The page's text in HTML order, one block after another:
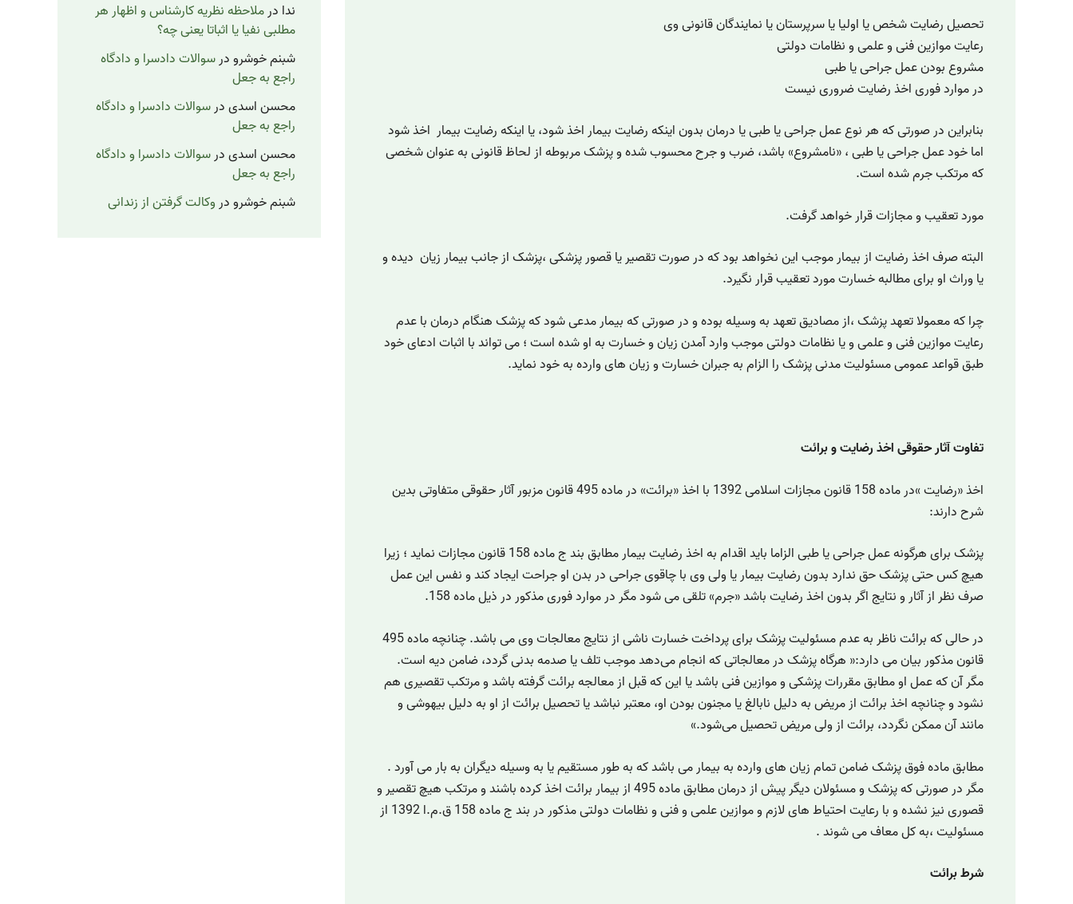
تحصیل رضایت شخص یا اولیا یا سرپرستان یا نمایندگان قانونی وی
رعایت موازین فنی و علمی و نظامات دولتی
مشروع بودن عمل جراحی یا طبی
در موارد فوری اخذ رضایت ضروری نیست
بنابراین در صورتی که هر نوع عمل جراحی یا طبی یا درمان بدون اینکه رضایت بیمار اخذ شود، یا اینکه رضایت بیمار اخذ شود
اما خود عمل جراحی یا طبی ، «نامشروع» باشد، ضرب و جرح محسوب شده و پزشک مربوطه از لحاظ قانونی به عنوان شخصی
که مرتکب جرم شده است.
مورد تعقیب و مجازات قرار خواهد گرفت.
البته صرف اخذ رضایت از بیمار موجب این نخواهد بود که در صورت تقصیر یا قصور پزشکی ،پزشک از جانب بیمار زیان دیده و
یا وراث او برای مطالبه خسارت مورد تعقیب قرار نگیرد.
چرا که معمولا تعهد پزشک ،از مصادیق تعهد به وسیله بوده و در صورتی که بیمار مدعی شود که پزشک هنگام درمان با عدم
رعایت موازین فنی و علمی و یا نظامات دولتی موجب وارد آمدن زیان و خسارت به او شده است ؛ می تواند با اثبات ادعای خود
طبق قواعد عمومی مسئولیت مدنی پزشک را الزام به جبران خسارت و زیان های وارده به خود نماید.
تفاوت آثار حقوقی اخذ رضایت و برائت
اخذ «رضایت »در ماده 158 قانون مجازات اسلامی 1392 با اخذ «برائت» در ماده 495 قانون مزبور آثار حقوقی متفاوتی بدین
شرح دارند:
پزشک برای هرگونه عمل جراحی یا طبی الزاما باید اقدام به اخذ رضایت بیمار مطابق بند ج ماده 158 قانون مجازات نماید ؛ زیرا
هیچ کس حتی پزشک حق ندارد بدون رضایت بیمار یا ولی وی با چاقوی جراحی در بدن او جراحت ایجاد کند و نفس این عمل
صرف نظر از آثار و نتایج اگر بدون اخذ رضایت باشد «جرم» تلقی می شود مگر در موارد فوری مذکور در ذیل ماده 158.
در حالی که برائت ناظر به عدم مسئولیت پزشک برای پرداخت خسارت ناشی از نتایج معالجات وی می باشد. چنانچه ماده 495
قانون مذکور بیان می دارد:« هرگاه پزشک در معالجاتی که انجام می‌دهد موجب تلف یا صدمه بدنی گردد، ضامن دیه است.
مگر آن که عمل او مطابق مقررات پزشکی و موازین فنی باشد یا این که قبل از معالجه برائت گرفته باشد و مرتکب تقصیری هم
نشود و چنانچه اخذ برائت از مریض به دلیل نابالغ یا مجنون بودن او، معتبر نباشد یا تحصیل برائت از او به دلیل بیهوشی و
مانند آن ممکن نگردد، برائت از ولی مریض تحصیل می‌شود.»
مطابق ماده فوق پزشک ضامن تمام زیان های وارده به بیمار می باشد که به طور مستقیم یا به وسیله دیگران به بار می آورد .
مگر در صورتی که پزشک و مسئولان دیگر پیش از درمان مطابق ماده 495 از بیمار برائت اخذ کرده باشند و مرتکب هیچ تقصیر و
قصوری نیز نشده و با رعایت احتیاط های لازم و موازین علمی و فنی و نظامات دولتی مذکور در بند ج ماده 158 ق.م.ا 1392 از
مسئولیت ،به کل معاف می شوند .
شرط برائت
ندا درملاحظه نظریه کارشناس و اظهار هر
مطلبی نفیا یا اثباتا یعنی چه؟
شبنم خوشرودرسوالات دادسرا و دادگاه
راجع به جعل
محسن اسدیدرسوالات دادسرا و دادگاه
راجع به جعل
محسن اسدیدرسوالات دادسرا و دادگاه
راجع به جعل
شبنم خوشرودروکالت گرفتن از زندانی